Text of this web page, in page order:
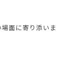
面に寄り添いま